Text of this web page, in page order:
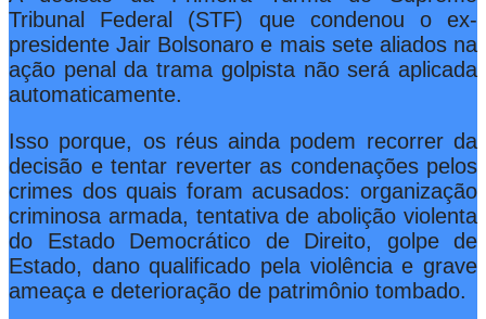
Tribunal Federal (STF) que condenou o ex-
presidente Jair Bolsonaro e mais sete aliados na
ação penal da trama golpista não será aplicada
automaticamente.
Isso porque, os réus ainda podem recorrer da
decisão e tentar reverter as condenações pelos
crimes dos quais foram acusados: organização
criminosa armada, tentativa de abolição violenta
do Estado Democrático de Direito, golpe de
Estado, dano qualificado pela violência e grave
ameaça e deterioração de patrimônio tombado.